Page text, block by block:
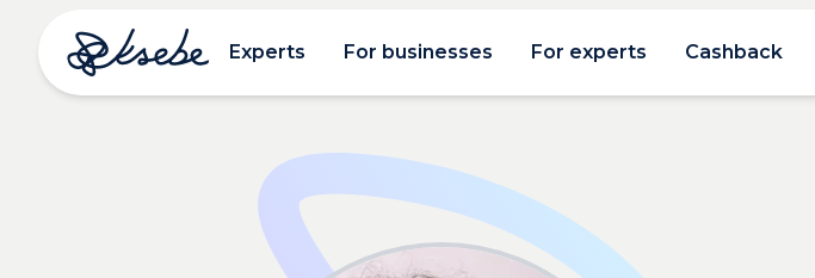
Experts For businesses For experts Cashback